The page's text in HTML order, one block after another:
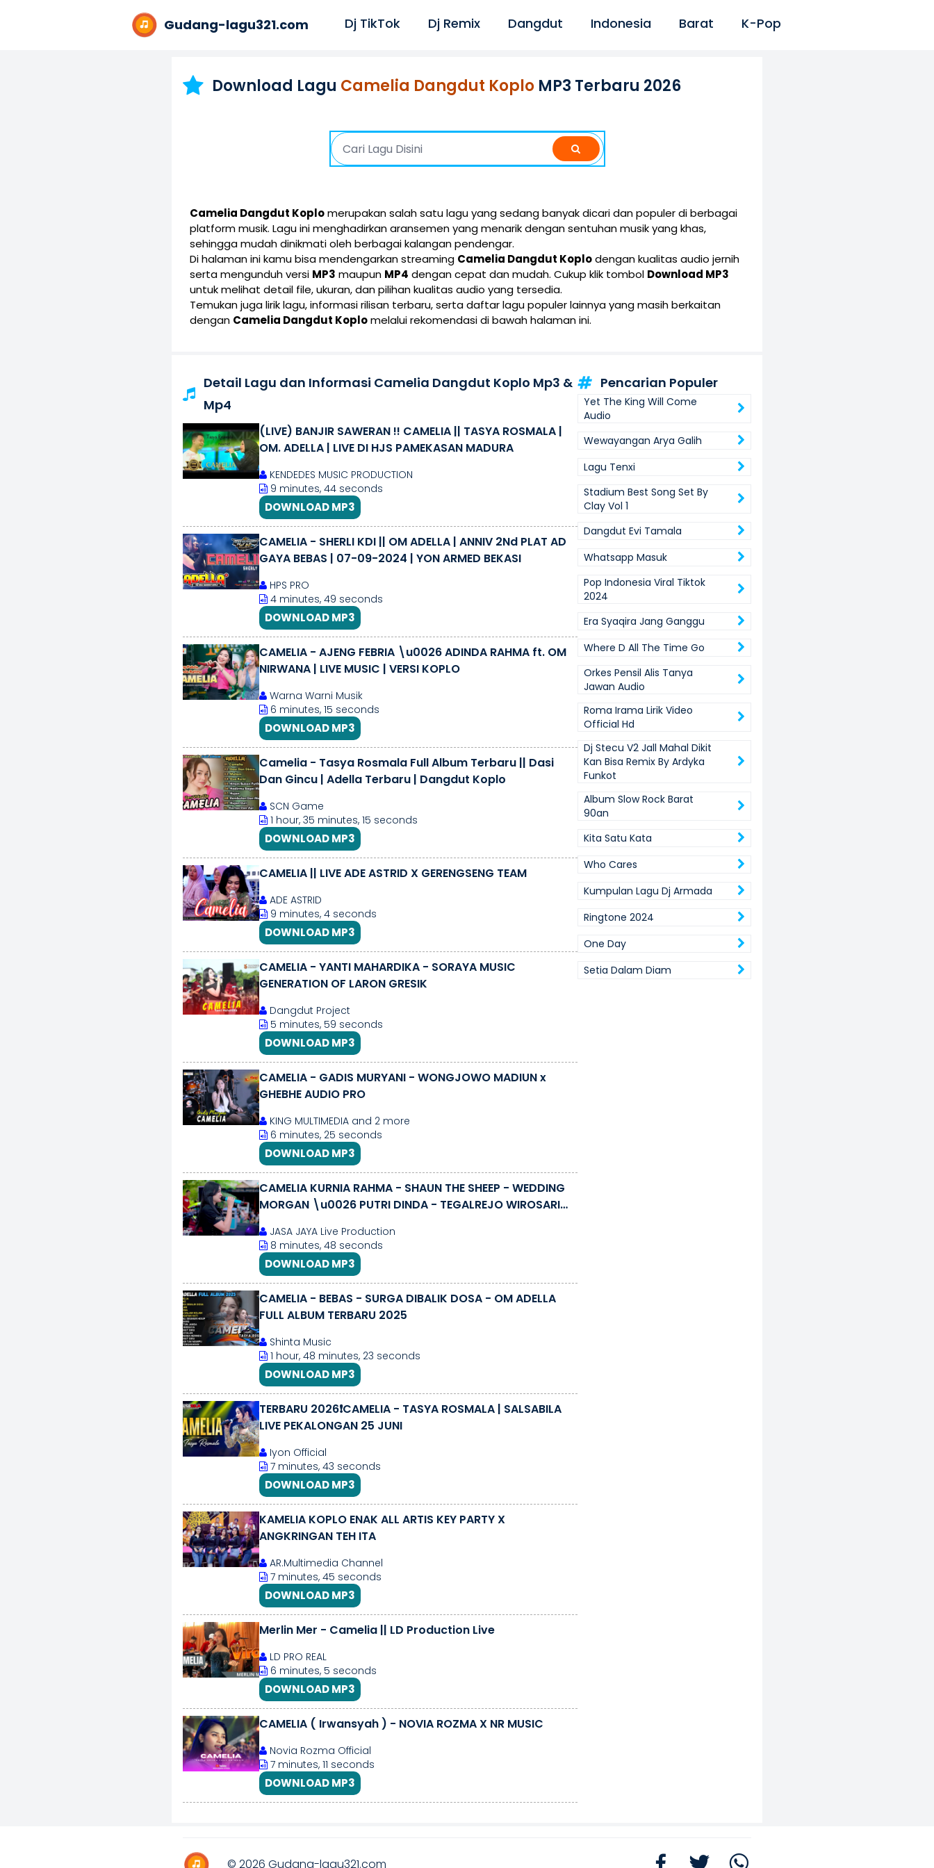
Gudang-lagu321.com Dj TikTok Dj Remix Dangdut Indonesia Barat K-Pop
Download Lagu Camelia Dangdut Koplo MP3 Terbaru 2026
Camelia Dangdut Koplomerupakan salah satu lagu yang sedang banyak dicari dan populer di berbagai
platform musik. Lagu ini menghadirkan aransemen yang menarik dengan sentuhan musik yang khas,
sehingga mudah dinikmati oleh berbagai kalangan pendengar.
Di halaman ini kamu bisa mendengarkan streaming Camelia Dangdut Koplodengan kualitas audio jernih
serta mengunduh versi MP3 maupun MP4 dengan cepat dan mudah. Cukup klik tombol Download MP3
untuk melihat detail file, ukuran, dan pilihan kualitas audio yang tersedia.
Temukan juga lirik lagu, informasi rilisan terbaru, serta daftar lagu populer lainnya yang masih berkaitan
dengan Camelia Dangdut Koplomelalui rekomendasi di bawah halaman ini.
Detail Lagu dan Informasi Camelia Dangdut Koplo Mp3 &
Mp4
(LIVE) BANJIR SAWERAN !! CAMELIA || TASYA ROSMALA |
OM. ADELLA | LIVE DI HJS PAMEKASAN MADURA
KENDEDES MUSIC PRODUCTION
9 minutes, 44 seconds
DOWNLOAD MP3
CAMELIA - SHERLI KDI || OM ADELLA | ANNIV 2Nd PLAT AD
GAYA BEBAS | 07-09-2024 | YON ARMED BEKASI
HPS PRO
4 minutes, 49 seconds
DOWNLOAD MP3
CAMELIA - AJENG FEBRIA \u0026 ADINDA RAHMA ft. OM
NIRWANA | LIVE MUSIC | VERSI KOPLO
Warna Warni Musik
6 minutes, 15 seconds
DOWNLOAD MP3
Camelia - Tasya Rosmala Full Album Terbaru || Dasi
Dan Gincu | Adella Terbaru | Dangdut Koplo
SCN Game
1 hour, 35 minutes, 15 seconds
DOWNLOAD MP3
CAMELIA || LIVE ADE ASTRID X GERENGSENG TEAM
ADE ASTRID
9 minutes, 4 seconds
DOWNLOAD MP3
CAMELIA - YANTI MAHARDIKA - SORAYA MUSIC
GENERATION OF LARON GRESIK
Dangdut Project
5 minutes, 59 seconds
DOWNLOAD MP3
CAMELIA - GADIS MURYANI - WONGJOWO MADIUN x
GHEBHE AUDIO PRO
KING MULTIMEDIA and 2 more
6 minutes, 25 seconds
DOWNLOAD MP3
CAMELIA KURNIA RAHMA - SHAUN THE SHEEP - WEDDING
MORGAN \u0026 PUTRI DINDA - TEGALREJO WIROSARI
JASA JAYA Live Production
8 minutes, 48 seconds
DOWNLOAD MP3
CAMELIA - BEBAS - SURGA DIBALIK DOSA - OM ADELLA
FULL ALBUM TERBARU 2025
Shinta Music
1 hour, 48 minutes, 23 seconds
DOWNLOAD MP3
TERBARU 2026❗CAMELIA - TASYA ROSMALA | SALSABILA
LIVE PEKALONGAN 25 JUNI
Iyon Official
7 minutes, 43 seconds
DOWNLOAD MP3
KAMELIA KOPLO ENAK ALL ARTIS KEY PARTY X
ANGKRINGAN TEH ITA
AR.Multimedia Channel
7 minutes, 45 seconds
DOWNLOAD MP3
Merlin Mer - Camelia || LD Production Live
LD PRO REAL
6 minutes, 5 seconds
DOWNLOAD MP3
CAMELIA ( Irwansyah ) - NOVIA ROZMA X NR MUSIC
Novia Rozma Official
7 minutes, 11 seconds
DOWNLOAD MP3
Pencarian Populer
Yet The King Will Come
Audio
Wewayangan Arya Galih
Lagu Tenxi
Stadium Best Song Set By
Clay Vol 1
Dangdut Evi Tamala
Whatsapp Masuk
Pop Indonesia Viral Tiktok
2024
Era Syaqira Jang Ganggu
Where D All The Time Go
Orkes Pensil Alis Tanya
Jawan Audio
Roma Irama Lirik Video
Official Hd
Dj Stecu V2 Jall Mahal Dikit
Kan Bisa Remix By Ardyka
Funkot
Album Slow Rock Barat
90an
Kita Satu Kata
Who Cares
Kumpulan Lagu Dj Armada
Ringtone 2024
One Day
Setia Dalam Diam
© 2026 Gudang-lagu321.com